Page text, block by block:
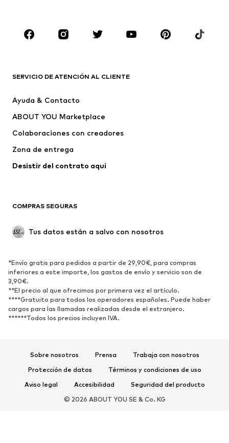
ROPA
Camisetas
Jeans
Pantalones
Ropa interior
Jerséis y cárdigans
Trajes y chaquetas
Ropa de baño
Nuevo
Tendencia
Zapatos bajos
Zapatos deportivos
Zapatos abiertos
DEPORTE
Ropa deportiva
Disciplinas deportivas
Complementos deportivos
COMPLEMENTOS
SERVICIO DE ATENCIÓN AL CLIENTE
Ayuda & Contacto
ABOUT YOU Marketplace
Colaboraciones con creadores
Zona de entrega
Desistir del contrato aquí
COMPRAS SEGURAS
Tus datos están a salvo con nosotros
*Envío gratis para pedidos a partir de 29,90€, para compras
inferiores a este importe, los gastos de envío y servicio son de
3,90€.
**El precio al que ofrecimos por primera vez el artículo.
****Gratuito para todos los operadores españoles. Puede haber
cargos para las llamadas realizadas desde el extranjero.
******Todos los precios incluyen IVA.
Sobre nosotros Prensa
Trabaja con nosotros
Protección de datos
Términos y condiciones de uso
Aviso legal
Accesibilidad
Seguridad del producto
© 2026 ABOUT YOU SE & Co. KG